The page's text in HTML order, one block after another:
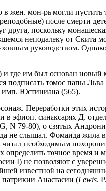
в жен. мон-рь могли
после смерти
друга, поскольку
неподалеку от Скита
руководством.
и где им был основан
подписать томос папы
имп. Юстиниана (565).
Переработки этих
синаксарях Д.
N 79-80), о святых
не слышал. Фомаида жила
необходимым
точное время и
I) не позволяют с
известной на
патрикии Анастасии (Lewis.